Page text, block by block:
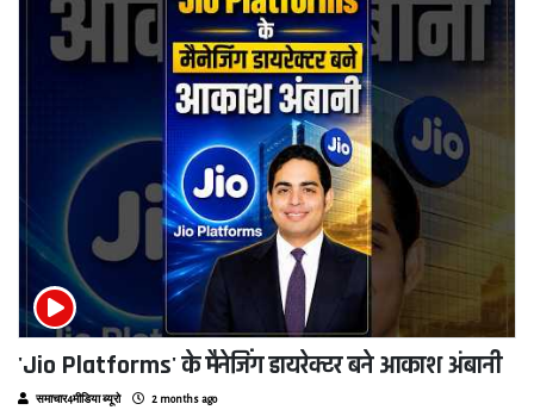
'Jio Platforms' के मैनेजिंग डायरेक्टर बने आकाश अंबानी
समाचार4मीडिया ब्यूरो 2 months ago